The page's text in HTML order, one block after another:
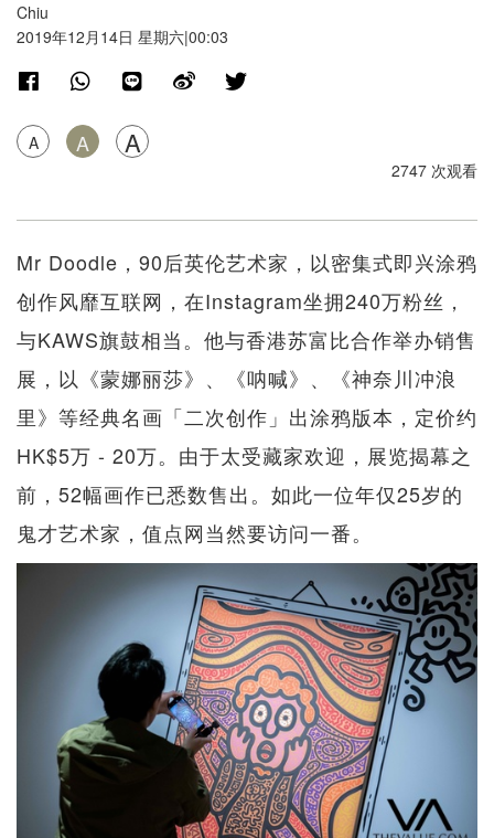
Chiu
2019年12月14日 星期六|00:03
A A A
2747 次观看
Mr Doodle，90后英伦艺术家，以密集式即兴涂鸦
创作风靡互联网，在Instagram坐拥240万粉丝，
与KAWS旗鼓相当。他与香港苏富比合作举办销售
展，以《蒙娜丽莎》、《呐喊》、《神奈川冲浪
里》等经典名画「二次创作」出涂鸦版本，定价约
HK$5万 - 20万。由于太受藏家欢迎，展览揭幕之
前，52幅画作已悉数售出。如此一位年仅25岁的
鬼才艺术家，值点网当然要访问一番。